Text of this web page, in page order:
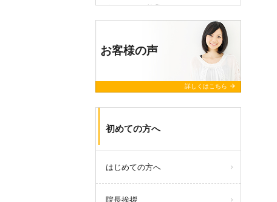
す。
query_builder2026年5月31日
当院のHPをご覧いただきありがと
6月の日曜営業日は14日です。
うございます。
お客様の声
詳しくはこちら arrow_forward
初めての方へ
はじめての方へ
院長挨拶